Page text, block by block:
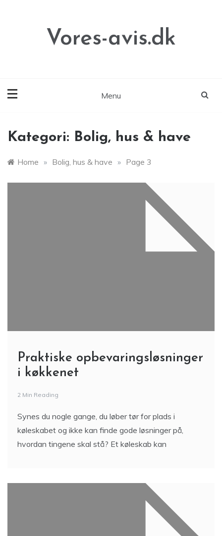
Vores-avis.dk
Menu
Kategori: Bolig, hus & have
Home » Bolig, hus & have » Page 3
Praktiske opbevaringsløsninger
i køkkenet
2 Min Reading
Synes du nogle gange, du løber tør for plads i
køleskabet og ikke kan finde gode løsninger på,
hvordan tingene skal stå? Et køleskab kan